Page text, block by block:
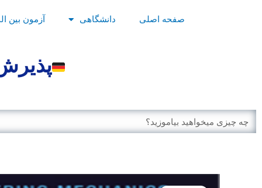
صفحه اصلی دانشگاهی آزمون بین
Search